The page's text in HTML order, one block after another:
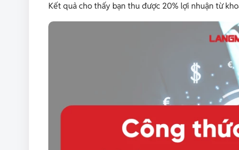
Kết quả cho thấy bạn thu được 20% lợi nhuận từ